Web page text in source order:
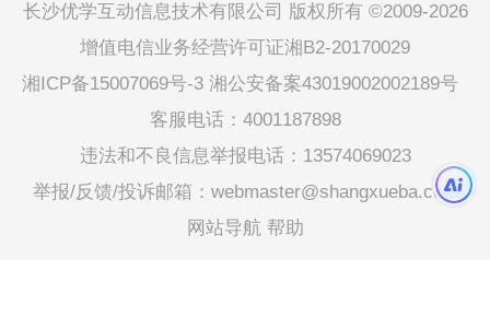
长沙优学互动信息技术有限公司 版权所有 ©2009-2026
增值电信业务经营许可证湘B2-20170029
湘ICP备15007069号-3 湘公安备案43019002002189号
客服电话：4001187898
违法和不良信息举报电话：13574069023
举报/反馈/投诉邮箱：webmaster@shangxueba.com
网站导航 帮助